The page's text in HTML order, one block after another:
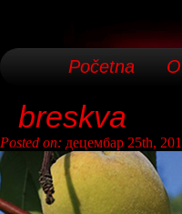
Početna
breskva
Posted on: децембар 25th,